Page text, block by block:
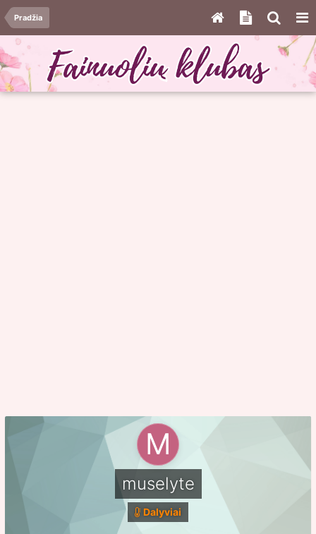
Pradžia
muselyte
Dalyviai